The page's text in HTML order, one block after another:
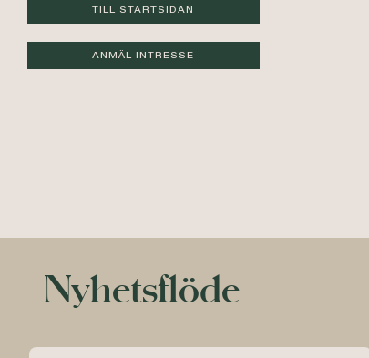
TILL STARTSIDAN
ANMÄL INTRESSE
Nyhetsflöde